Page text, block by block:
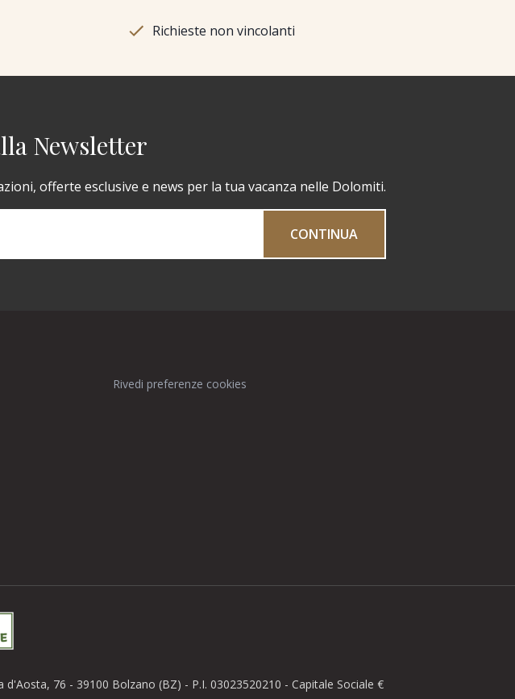
Richieste non vincolanti
Newsletter
offerte esclusive e news per la tua vacanza nelle Dolomiti.
CONTINUA
Rivedi preferenze cookies
76 - 39100 Bolzano (BZ) - P.I. 03023520210 - Capitale Sociale €